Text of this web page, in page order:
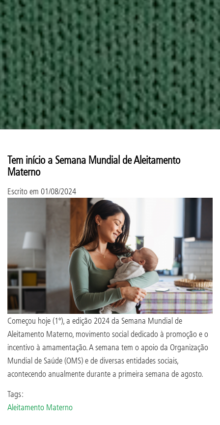
Tem início a Semana Mundial de Aleitamento
Materno
Escrito em 01/08/2024
Começou hoje (1º), a edição 2024 da Semana Mundial de
Aleitamento Materno, movimento social dedicado à promoção e o
incentivo à amamentação. A semana tem o apoio da Organização
Mundial de Saúde (OMS) e de diversas entidades sociais,
acontecendo anualmente durante a primeira semana de agosto.
Tags:
Aleitamento Materno